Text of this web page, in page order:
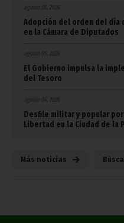
agosto 05, 2026
Adopción del orden del día
en la Cámara de Diputados
agosto 05, 2026
El Gobierno impulsa la
del Tesoro
agosto 04, 2026
Desfile militar y popular
Libertad en la Ciudad de la
Más noticias